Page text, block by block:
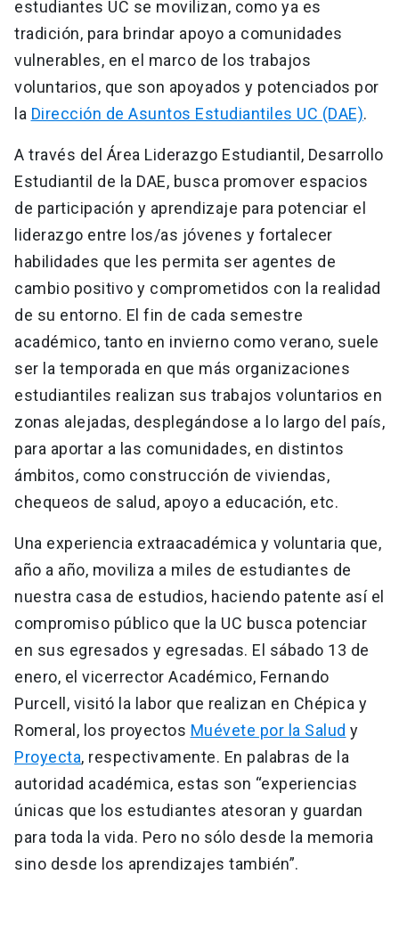
estudiantes UC se movilizan, como ya es
tradición, para brindar apoyo a comunidades
vulnerables, en el marco de los trabajos
voluntarios, que son apoyados y potenciados por
la Dirección de Asuntos Estudiantiles UC (DAE).
A través del Área Liderazgo Estudiantil, Desarrollo
Estudiantil de la DAE, busca promover espacios
de participación y aprendizaje para potenciar el
liderazgo entre los/as jóvenes y fortalecer
habilidades que les permita ser agentes de
cambio positivo y comprometidos con la realidad
de su entorno. El fin de cada semestre
académico, tanto en invierno como verano, suele
ser la temporada en que más organizaciones
estudiantiles realizan sus trabajos voluntarios en
zonas alejadas, desplegándose a lo largo del país,
para aportar a las comunidades, en distintos
ámbitos, como construcción de viviendas,
chequeos de salud, apoyo a educación, etc.
Una experiencia extraacadémica y voluntaria que,
año a año, moviliza a miles de estudiantes de
nuestra casa de estudios, haciendo patente así el
compromiso público que la UC busca potenciar
en sus egresados y egresadas. El sábado 13 de
enero, el vicerrector Académico, Fernando
Purcell, visitó la labor que realizan en Chépica y
Romeral, los proyectos Muévete por la Salud y
Proyecta, respectivamente. En palabras de la
autoridad académica, estas son “experiencias
únicas que los estudiantes atesoran y guardan
para toda la vida. Pero no sólo desde la memoria
sino desde los aprendizajes también”.